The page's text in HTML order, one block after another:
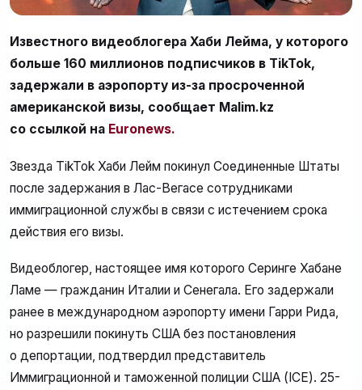
Известного видеоблогера Хаби Лейма, у которого
больше 160 миллионов подписчиков в TikTok,
задержали в аэропорту из-за просроченной
американской визы, сообщает Malim.kz
со ссылкой на Euronews.
Звезда TikTok Хаби Лейм покинул Соединенные Штаты
после задержания в Лас-Вегасе сотрудниками
иммиграционной службы в связи с истечением срока
действия его визы.
Видеоблогер, настоящее имя которого Серинге Хабане
Ламе — гражданин Италии и Сенегала. Его задержали
ранее в международном аэропорту имени Гарри Рида,
но разрешили покинуть США без постановления
о депортации, подтвердил представитель
Иммиграционной и таможенной полиции США (ICE). 25-